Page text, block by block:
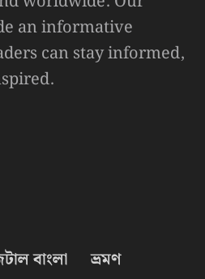
an informative
can stay informed,
বাংলা
ভ্রমণ